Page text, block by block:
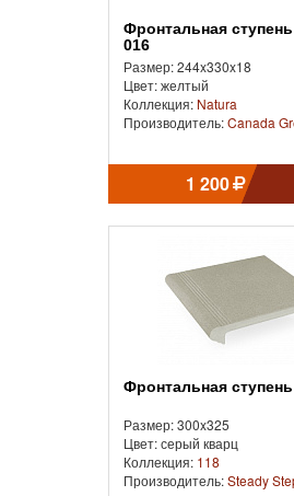
Фронтальная ступень Natura
016
Размер: 244x330x18
Цвет: желтый
Коллекция: Natura
Производитель:Canada
1 200
Фронтальная
Размер: 300x325
Цвет: серый кварц
Коллекция: 118
Производитель:Steady